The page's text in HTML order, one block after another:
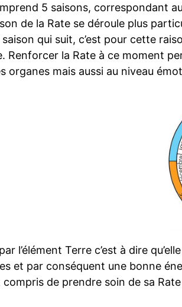
5 saisons, correspondant
de la Rate se déroule plus
saison qui suit, c’est pour cette
Renforcer la Rate à ce moment
organes mais aussi au niveau
l’élément Terre c’est à dire
et par conséquent une bonne
compris de prendre soin de sa